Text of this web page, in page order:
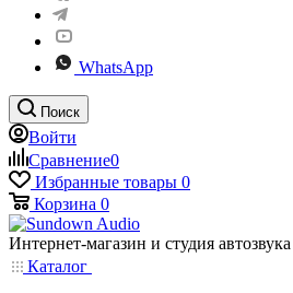
WhatsApp
Поиск
Войти
Сравнение0
Избранные товары 0
Корзина 0
Интернет-магазин и студия автозвука
Каталог